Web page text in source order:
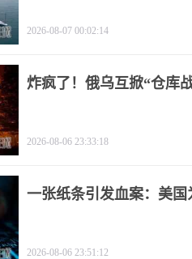
2026-08-07 00:02:14
炸疯了！俄乌互掀“仓库
2026-08-06 23:33:18
一张纸条引发血案：美国
2026-08-06 23:51:12